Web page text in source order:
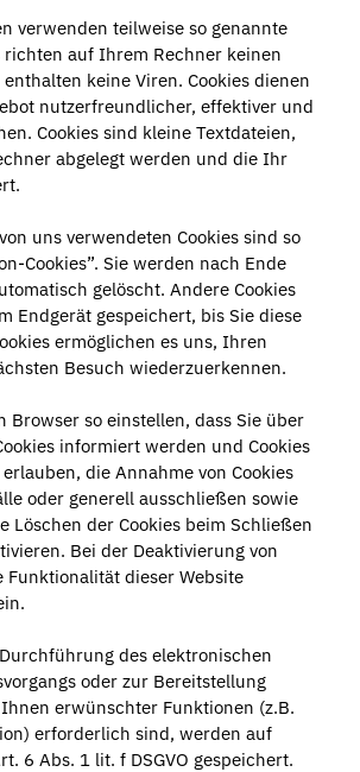
verwenden teilweise so genannte
richten auf Ihrem Rechner keinen
keine Viren. Cookies dienen
nutzerfreundlicher, effektiver und
Cookies sind kleine Textdateien,
abgelegt werden und die Ihr
uns verwendeten Cookies sind so
Cookies”. Sie werden nach Ende
gelöscht. Andere Cookies
Endgerät gespeichert, bis Sie diese
ermöglichen es uns, Ihren
Besuch wiederzuerkennen.
Browser so einstellen, dass Sie über
informiert werden und Cookies
die Annahme von Cookies
oder generell ausschließen sowie
Löschen der Cookies beim Schließen
Bei der Deaktivierung von
Funktionalität dieser Website
des elektronischen
oder zur Bereitstellung
erwünschter Funktionen (z.B.
erforderlich sind, werden auf
6 Abs. 1 lit. f DSGVO gespeichert.